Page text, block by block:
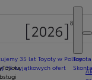
35 lat Toyoty w Polsce
35 wyjątkowych ofert